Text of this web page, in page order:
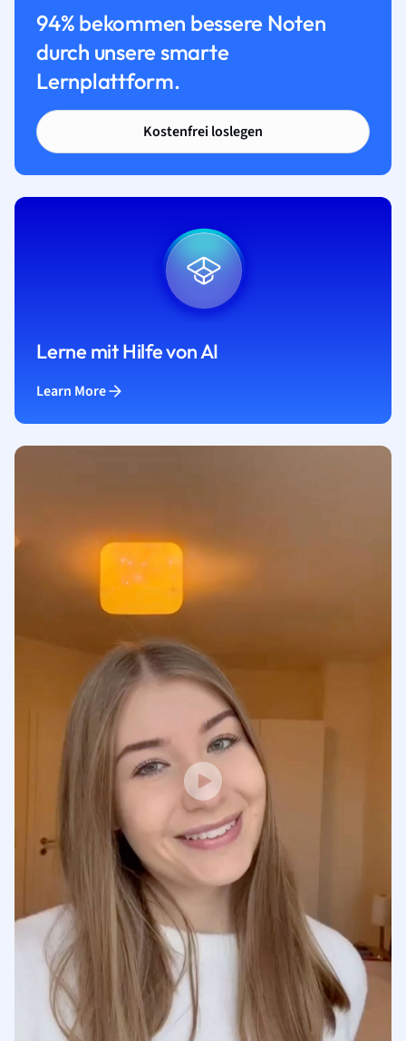
94% bekommen bessere Noten
durch unsere smarte
Lernplattform.
Kostenfrei loslegen
Lerne mit Hilfe von AI
Learn More